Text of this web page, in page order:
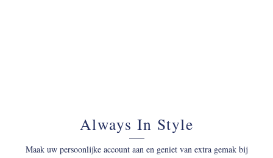
Always In Style
Maak uw persoonlijke account aan en geniet van extra gemak bij